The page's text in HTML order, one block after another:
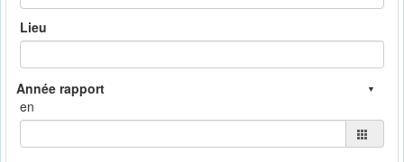
Lieu
en